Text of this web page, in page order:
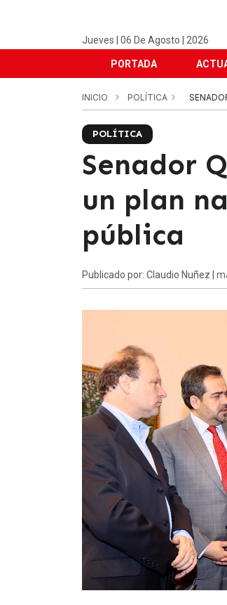
Jueves | 06 De Agosto | 2026
PORTADA
INICIO POLÍTICA
POLÍTICA
Senador
un plan
pública
Publicado por: Claudio Nuñez |